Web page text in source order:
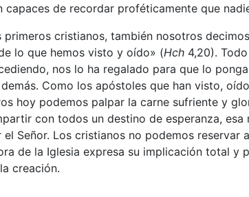
capaces de recordar proféticamente que
cristianos, también nosotros
lo que hemos visto y oído» (Hch 4,20).
nos lo ha regalado para que lo
Como los apóstoles que han visto,
hoy podemos palpar la carne sufriente y
con todos un destino de esperanza,
Señor. Los cristianos no podemos reservar
de la Iglesia expresa su implicación total y
creación.